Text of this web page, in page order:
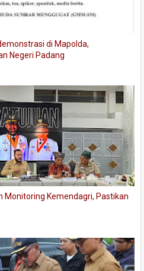
di Mapolda,
Negeri Padang
Monitoring Kemendagri, Pastikan